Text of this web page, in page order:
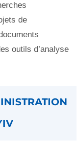
de
outils d’analyse